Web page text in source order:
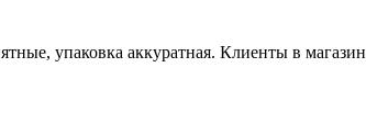
упаковка аккуратная. Клиенты в